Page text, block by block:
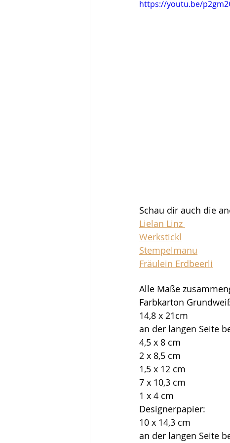
https://youtu.be/
Schau dir auch die
Lielan Linz
Werkstickl
Stempelmanu
Fräulein Erdbeerli
Alle Maße
Farbkarton
14,8 x 21cm
an der langen Seite
4,5 x 8 cm
2 x 8,5 cm
1,5 x 12 cm
7 x 10,3 cm
1 x 4 cm
Designerpapier:
10 x 14,3 cm
an der langen Seite